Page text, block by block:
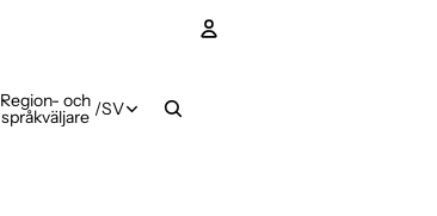
Region- och
språkväljare /SV